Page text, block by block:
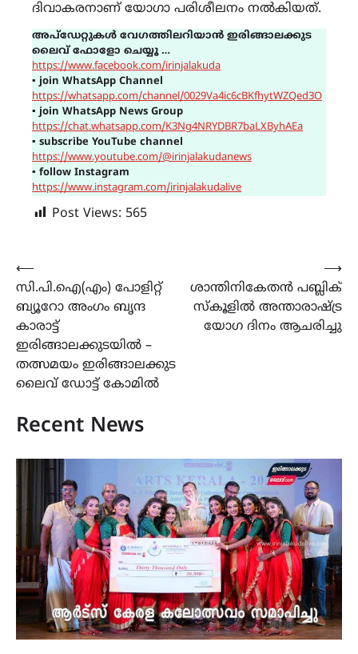
ദിവാകരനാണ് യോഗാ പരിശീലനം നൽകിയത്.
അപ്ഡേറ്റുകൾ വേഗത്തിലറിയാൻ ഇരിങ്ങാലക്കുട
ലൈവ് ഫോളോ ചെയ്യൂ …
https://www.facebook.com/irinjalakuda
▪join WhatsApp Channel
https://whatsapp.com/channel/0029Va4ic6cBKfhytWZQed3O
▪join WhatsApp News Group
https://chat.whatsapp.com/K3Ng4NRYDBR7baLXByhAEa
▪ subscribe YouTube channel
https://www.youtube.com/@irinjalakudanews
▪ follow Instagram
https://www.instagram.com/irinjalakudalive
Post Views: 565
Post
navigation
⟵
സി.പി.ഐ(എം) പോളിറ്റ്
ബ്യൂറോ അംഗം ബൃന്ദ
കാരാട്ട്
ഇരിങ്ങാലക്കുടയിൽ –
തത്സമയം ഇരിങ്ങാലക്കുട
ലൈവ് ഡോട്ട് കോമിൽ
ശാന്തിനികേതൻ പബ്ലിക്
സ്കൂളിൽ അന്താരാഷ്ട്ര
യോഗ ദിനം ആചരിച്ചു
⟶
Recent News